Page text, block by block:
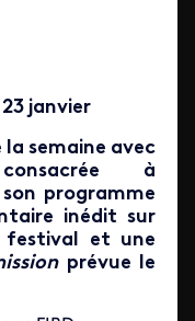
23 janvier
semaine avec
à
programme
inédit sur
festival et une
prévue le